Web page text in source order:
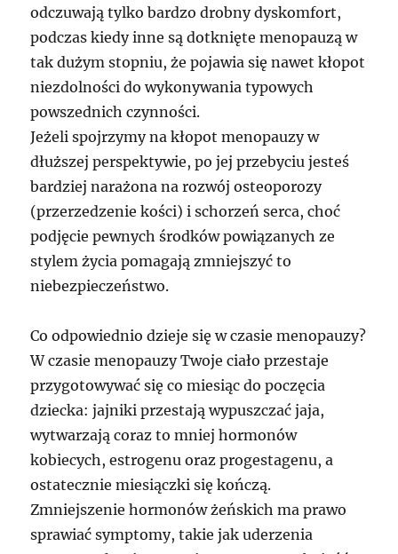
odczuwają tylko bardzo drobny dyskomfort,
podczas kiedy inne są dotknięte menopauzą w
tak dużym stopniu, że pojawia się nawet kłopot
niezdolności do wykonywania typowych
powszednich czynności.
Jeżeli spojrzymy na kłopot menopauzy w
dłuższej perspektywie, po jej przebyciu jesteś
bardziej narażona na rozwój osteoporozy
(przerzedzenie kości) i schorzeń serca, choć
podjęcie pewnych środków powiązanych ze
stylem życia pomagają zmniejszyć to
niebezpieczeństwo.
Co odpowiednio dzieje się w czasie menopauzy?
W czasie menopauzy Twoje ciało przestaje
przygotowywać się co miesiąc do poczęcia
dziecka: jajniki przestają wypuszczać jaja,
wytwarzają coraz to mniej hormonów
kobiecych, estrogenu oraz progestagenu, a
ostatecznie miesiączki się kończą.
Zmniejszenie hormonów żeńskich ma prawo
sprawiać symptomy, takie jak uderzenia